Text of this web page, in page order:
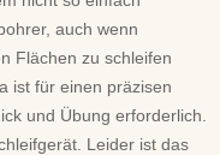
auch wenn
Flächen zu schleifen
ist für einen präzisen
und Übung erforderlich.
Leider ist das